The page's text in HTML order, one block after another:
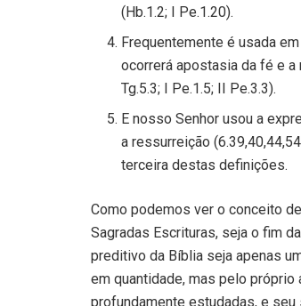
(Hb.1.2; I Pe.1.20).
Frequentemente é usada
ocorrerá apostasia da fé e
Tg.5.3; I Pe.1.5; II Pe.3.3).
E nosso Senhor usou a
a ressurreição
terceira destas definições.
Como podemos ver o conceito
Sagradas Escrituras, seja o fim
preditivo da Bíblia seja apenas
em quantidade, mas pelo
profundamente estudadas, e